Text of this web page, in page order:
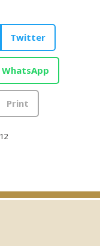
Twitter
WhatsApp
Print